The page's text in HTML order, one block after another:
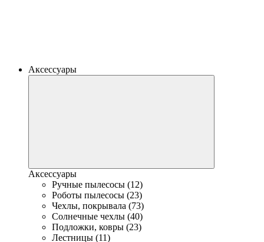
Аксессуары
Аксессуары
Ручные пылесосы (12)
Роботы пылесосы (23)
Чехлы, покрывала (73)
Солнечные чехлы (40)
Подложки, ковры (23)
Лестницы (11)